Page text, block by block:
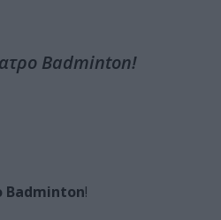
Badminton!
Badminton!